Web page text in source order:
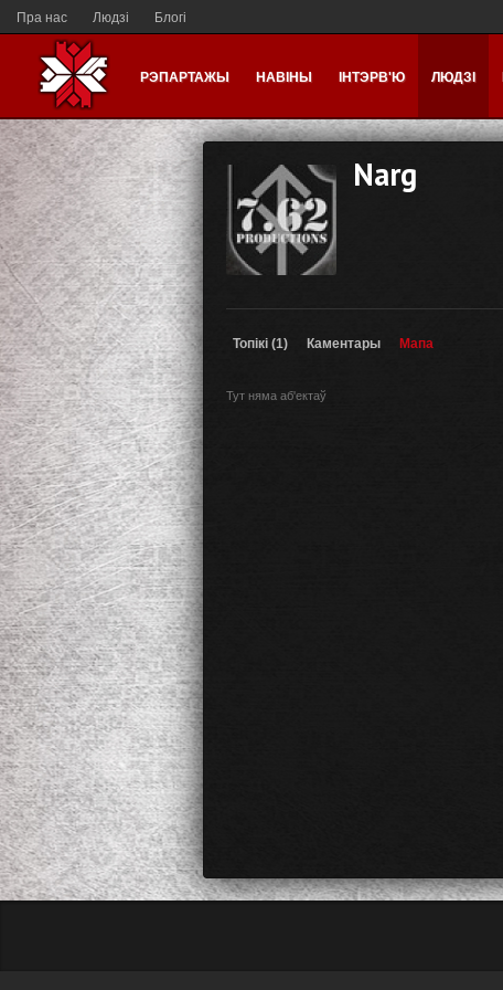
Пра нас Людзі Блогі
РЭПАРТАЖЫ НАВІНЫ ІНТЭРВ'Ю ЛЮДЗІ
Narg
Топікі (1) Каментары Мапа
Тут няма аб'ектаў